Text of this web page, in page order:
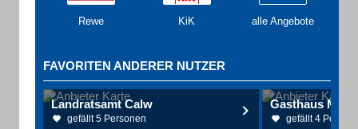
Rewe KiK alle Angebote
FAVORITEN ANDERER NUTZER
Landratsamt Calw
gefällt 5 Personen gefällt 4